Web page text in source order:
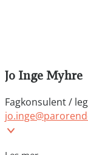
Jo Inge Myhre
Fagkonsulent /